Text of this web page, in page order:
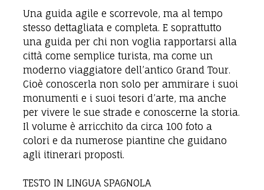
Una guida agile e scorrevole, ma al tempo
stesso dettagliata e completa. E soprattutto
una guida per chi non voglia rapportarsi alla
città come semplice turista, ma come un
moderno viaggiatore dell’antico Grand Tour.
Cioè conoscerla non solo per ammirare i suoi
monumenti e i suoi tesori d’arte, ma anche
per vivere le sue strade e conoscerne la storia.
Il volume è arricchito da circa 100 foto a
colori e da numerose piantine che guidano
agli itinerari proposti.
TESTO IN LINGUA SPAGNOLA